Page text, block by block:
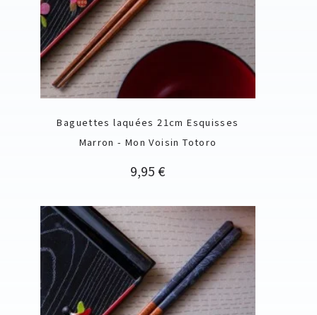
Baguettes laquées 21cm Esquisses
Marron - Mon Voisin Totoro
Prix
9,95 €